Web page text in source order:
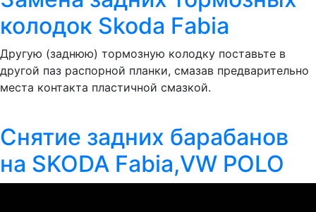
колодок Skoda Fabia
Другую (заднюю) тормозную колодку поставьте в
другой паз распорной планки, смазав предварительно
места контакта пластичной смазкой.
Снятие задних барабанов
на SKODA Fabia,VW POLO